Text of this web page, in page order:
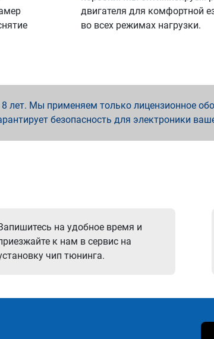
двигателя для комфортной
во всех режимах нагрузки.
Мы применяем только лицензионное
безопасность для электроники
на удобное время и
к нам в сервис на
чип тюнинга.